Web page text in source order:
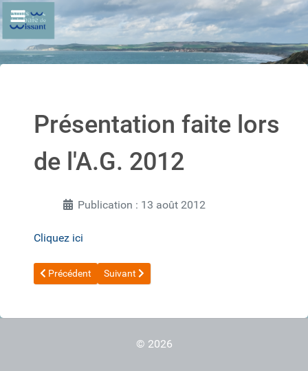
Présentation faite lors
de l'A.G. 2012
Publication : 13 août 2012
Cliquez ici
Article précédent : Compte rendu AG 2012 par la Semaine du
Précédent Article suivant : Compte-rendu
Suivant
© 2026